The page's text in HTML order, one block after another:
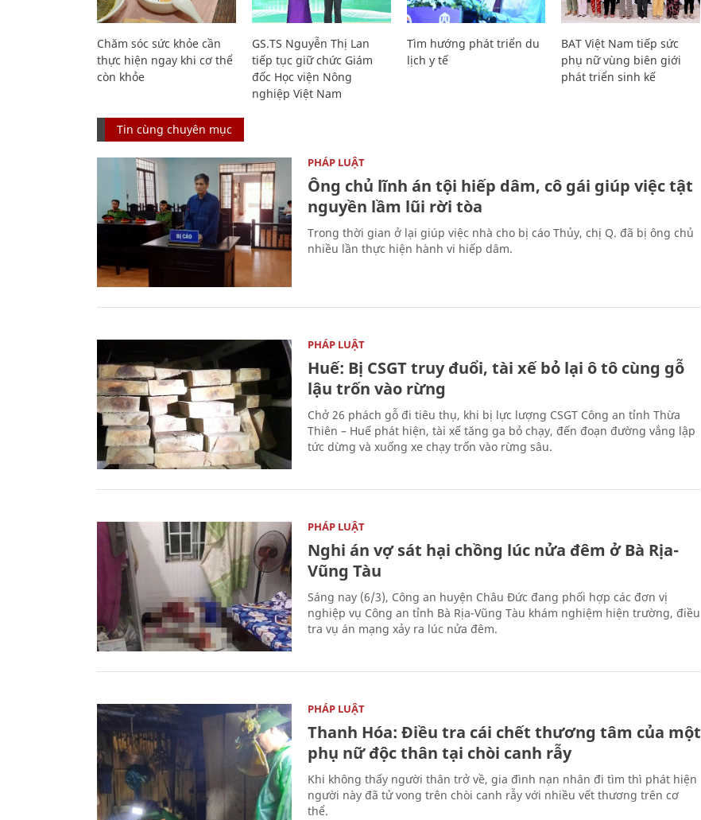
Chăm sóc sức khỏe cần
thực hiện ngay khi cơ thể
còn khỏe
GS.TS Nguyễn Thị Lan
tiếp tục giữ chức Giám
đốc Học viện Nông
nghiệp Việt Nam
Tìm hướng phát triển du
lịch y tế
BAT Việt Nam tiếp sức
phụ nữ vùng biên giới
phát triển sinh kế
Tin cùng chuyên mục
PHÁP LUẬT
Ông chủ lĩnh án tội hiếp dâm, cô gái giúp việc tật
nguyền lầm lũi rời tòa
Trong thời gian ở lại giúp việc nhà cho bị cáo Thủy, chị Q. đã bị ông chủ
nhiều lần thực hiện hành vi hiếp dâm.
PHÁP LUẬT
Huế: Bị CSGT truy đuổi, tài xế bỏ lại ô tô cùng gỗ
lậu trốn vào rừng
Chở 26 phách gỗ đi tiêu thụ, khi bị lực lượng CSGT Công an tỉnh Thừa
Thiên – Huế phát hiện, tài xế tăng ga bỏ chạy, đến đoạn đường vắng lập
tức dừng và xuống xe chạy trốn vào rừng sâu.
PHÁP LUẬT
Nghi án vợ sát hại chồng lúc nửa đêm ở Bà Rịa-
Vũng Tàu
Sáng nay (6/3), Công an huyện Châu Đức đang phối hợp các đơn vị
nghiệp vụ Công an tỉnh Bà Rịa-Vũng Tàu khám nghiệm hiện trường, điều
tra vụ án mạng xảy ra lúc nửa đêm.
PHÁP LUẬT
Thanh Hóa: Điều tra cái chết thương tâm của một
phụ nữ độc thân tại chòi canh rẫy
Khi không thấy người thân trở về, gia đình nạn nhân đi tìm thì phát hiện
người này đã tử vong trên chòi canh rẫy với nhiều vết thương trên cơ
thể.